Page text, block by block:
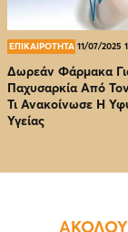
ΕΠΙΚΑΙΡΟΤΗΤΑ 11/07/2025
Δωρεάν Φάρμακα
Παχυσαρκία Από
Τι Ανακοίνωσε Η
Υγείας